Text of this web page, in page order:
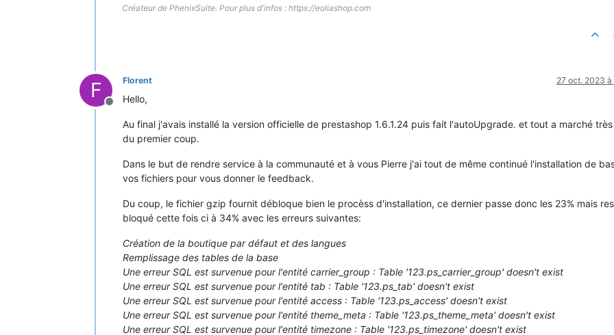
Créateur de PhenixSuite. Pour plus d'infos : https://eoliashop.com
F
Hors-ligne
Florent 27 oct. 2023 à
Hello,
Au final j'avais installé la version officielle de prestashop 1.6.1.24 puis fait l'autoUpgrade. et tout a marché
du premier coup.
Dans le but de rendre service à la communauté et à vous Pierre j'ai tout de même continué l'installation de
vos fichiers pour vous donner le feedback.
Du coup, le fichier gzip fournit débloque bien le procèss d'installation, ce dernier passe donc les 23% mais
bloqué cette fois ci à 34% avec les erreurs suivantes:
Création de la boutique par défaut et des langues
Remplissage des tables de la base
Une erreur SQL est survenue pour l'entité carrier_group : Table '123.ps_carrier_group' doesn't exist
Une erreur SQL est survenue pour l'entité tab : Table '123.ps_tab' doesn't exist
Une erreur SQL est survenue pour l'entité access : Table '123.ps_access' doesn't exist
Une erreur SQL est survenue pour l'entité theme_meta : Table '123.ps_theme_meta' doesn't exist
Une erreur SQL est survenue pour l'entité timezone : Table '123.ps_timezone' doesn't exist